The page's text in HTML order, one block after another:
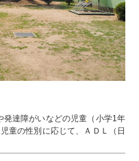
達障がいなどの児童（小学1年
童の性別に応じて、ＡＤＬ（日